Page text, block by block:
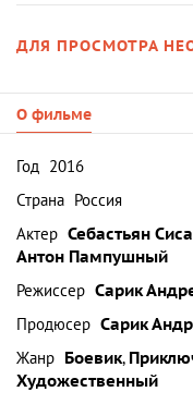
ДЛЯ ПРОСМОТРА
О фильме
Год 2016
Страна Россия
Актер Себастьян
Антон Пампушный
Режиссер Сарик
Продюсер Сарик
Жанр Боевик,
Художественный